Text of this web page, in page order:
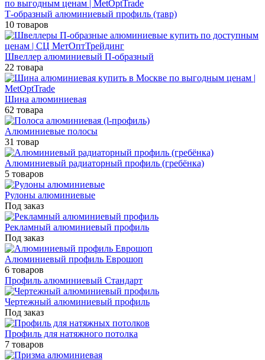
Т-образный алюминиевый профиль (тавр)
10 товаров
Швеллер алюминиевый П-образный
22 товара
Шина алюминиевая
62 товара
Алюминиевые полосы
31 товар
Алюминиевый радиаторный профиль (гребёнка)
5 товаров
Рулоны алюминиевые
Под заказ
Рекламный алюминиевый профиль
Под заказ
Алюминиевый профиль Еврошоп
6 товаров
Профиль алюминиевый Стандарт
Чертежный алюминиевый профиль
Под заказ
Профиль для натяжного потолка
7 товаров